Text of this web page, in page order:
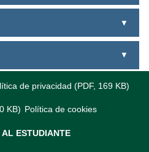
de privacidad (PDF, 169 KB)
KB) Política de cookies
AL ESTUDIANTE